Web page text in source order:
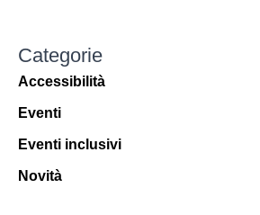
Categorie
Accessibilità
Eventi
Eventi inclusivi
Novità